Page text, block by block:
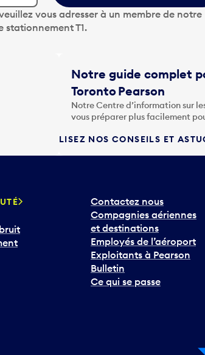
vous adresser à un membre de notre
stationnement T1.
Notre guide complet
Toronto Pearson
Notre Centre d’information sur
vous préparer plus facilement
LISEZ NOS CONSEILS ET
Contactez nous
Compagnies aériennes
et destinations
Employés de l’aéroport
Exploitants à Pearson
Bulletin
Ce qui se passe